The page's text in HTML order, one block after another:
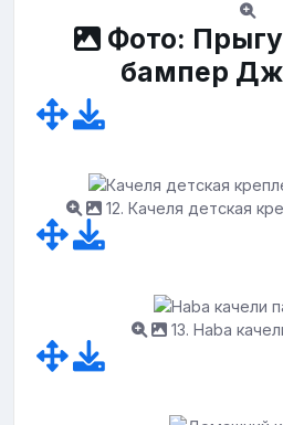
Фото:
бампер
12. Качеля детская
13. Haba